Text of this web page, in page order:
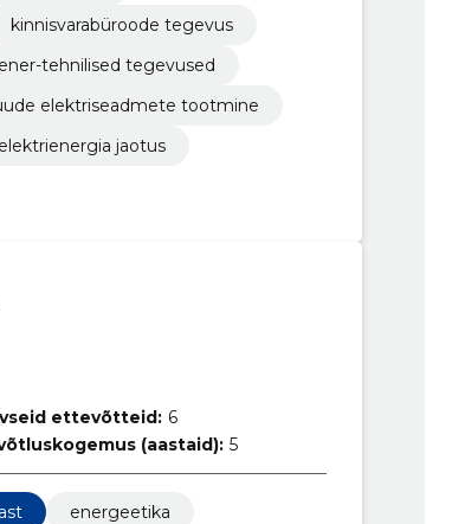
kinnisvarabüroode tegevus
tehnilised tegevused
elektriseadmete tootmine
elektrienergia jaotus
ettevõtteid: 6
(aastaid): 5
energeetika